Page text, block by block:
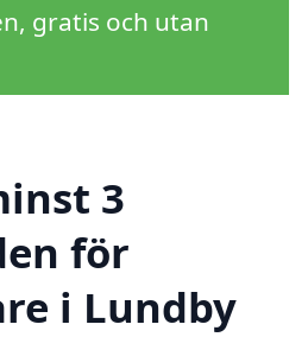
gratis och utan
3
för
i Lundby